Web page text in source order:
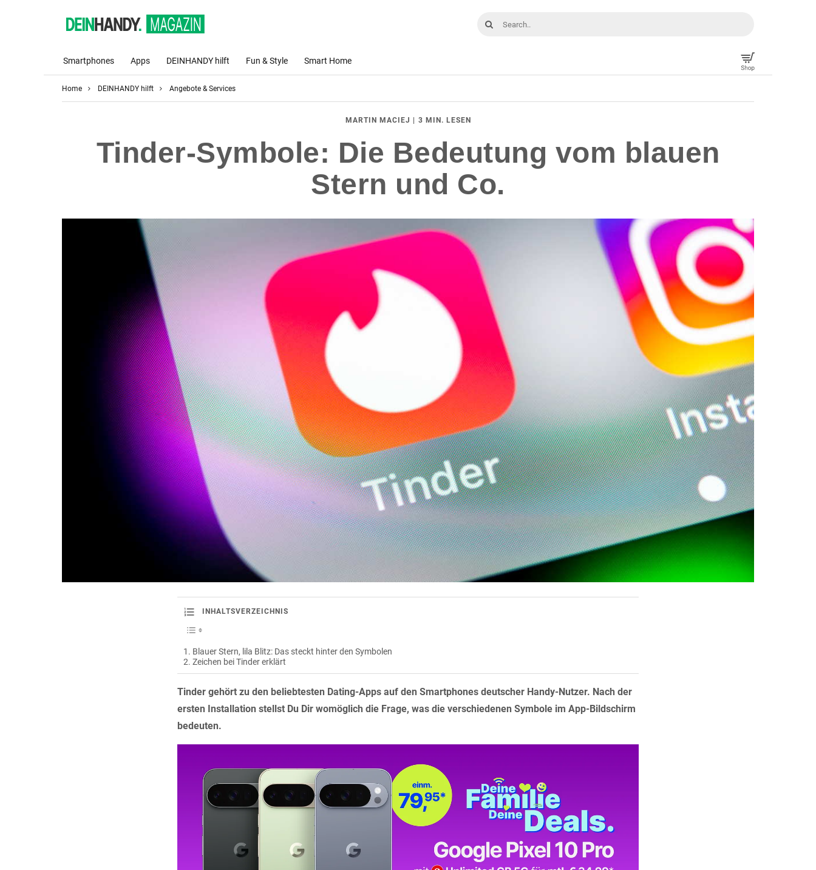
Smartphones Apps DEINHANDY hilft Fun & Style Smart Home
Home DEINHANDY hilft Angebote & Services
MARTIN MACIEJ 3 MIN. LESEN
Tinder-Symbole: Die Bedeutung vom blauen
Stern und Co.
INHALTSVERZEICHNIS
Blauer Stern, lila Blitz: Das steckt hinter den Symbolen
Zeichen bei Tinder erklärt
Tinder gehört zu den beliebtesten Dating-Apps auf den Smartphones deutscher Handy-Nutzer. Nach der
ersten Installation stellst Du Dir womöglich die Frage, was die verschiedenen Symbole im App-Bildschirm
bedeuten.